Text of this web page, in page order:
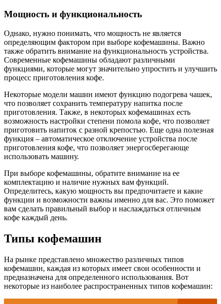
Мощность и функциональность
Однако, нужно понимать, что мощность не является
определяющим фактором при выборе кофемашины. Важно
также обратить внимание на функциональность устройства.
Современные кофемашины обладают различными
функциями, которые могут значительно упростить и улучшить
процесс приготовления кофе.
Некоторые модели машин имеют функцию подогрева чашек,
что позволяет сохранить температуру напитка после
приготовления. Также, в некоторых кофемашинах есть
возможность настройки степени помола кофе, что позволяет
приготовить напиток с разной крепостью. Еще одна полезная
функция – автоматическое отключение устройства после
приготовления кофе, что позволяет энергосберегающе
использовать машину.
При выборе кофемашины, обратите внимание на ее
комплектацию и наличие нужных вам функций.
Определитесь, какую мощность вы предпочитаете и какие
функции и возможности важны именно для вас. Это поможет
вам сделать правильный выбор и наслаждаться отличным
кофе каждый день.
Типы кофемашин
На рынке представлено множество различных типов
кофемашин, каждая из которых имеет свои особенности и
предназначена для определенного использования. Вот
некоторые из наиболее распространенных типов кофемашин: